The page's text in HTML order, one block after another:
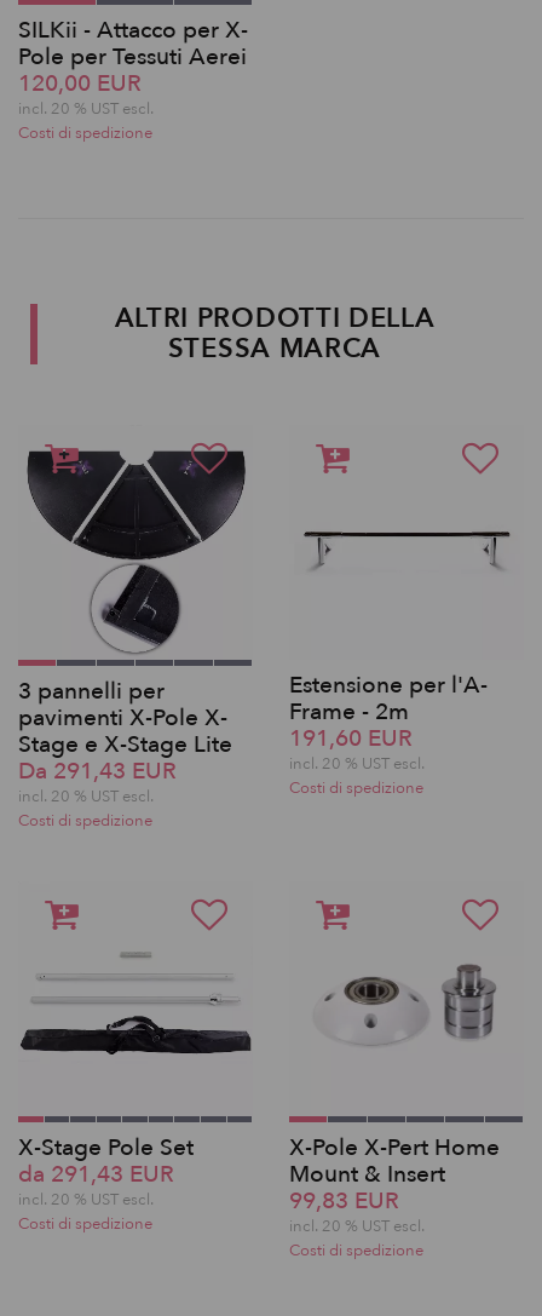
SILKii - Attacco per X-
Pole per Tessuti Aerei
120,00 EUR
incl. 20 % UST escl.
Costi di spedizione
ALTRI PRODOTTI DELLA
STESSA MARCA
3 pannelli per
pavimenti X-Pole X-
Stage e X-Stage Lite
Da 291,43 EUR
incl. 20 % UST escl.
Costi di spedizione
Estensione per l'A-
Frame - 2m
191,60 EUR
incl. 20 % UST escl.
Costi di spedizione
X-Stage Pole Set
da 291,43 EUR
incl. 20 % UST escl.
Costi di spedizione
X-Pole X-Pert Home
Mount & Insert
99,83 EUR
incl. 20 % UST escl.
Costi di spedizione